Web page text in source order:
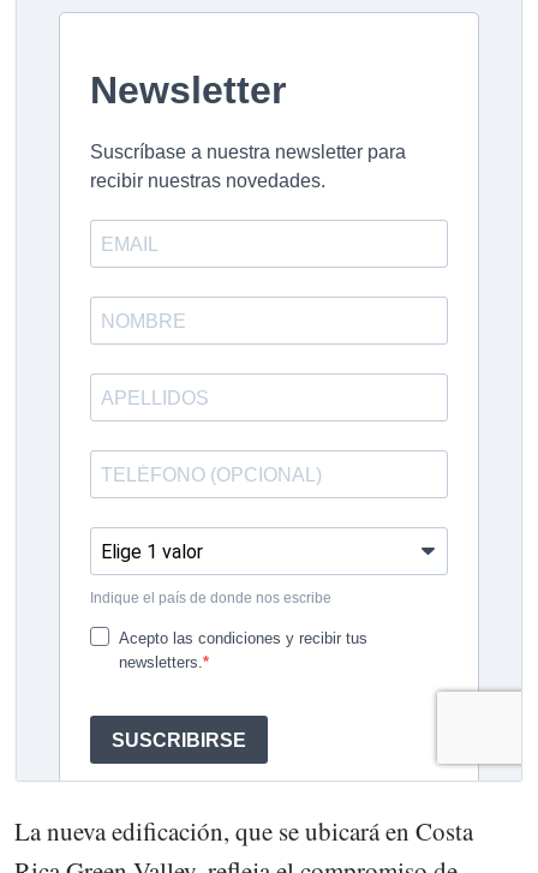
La nueva edificación, que se ubicará en Costa